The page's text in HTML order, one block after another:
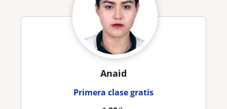
Anaid
Primera clase gratis